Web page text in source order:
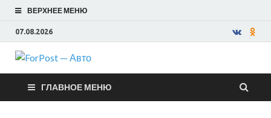
ВЕРХНЕЕ МЕНЮ
07.08.2026
ForPost —
Авто
ГЛАВНОЕ МЕНЮ